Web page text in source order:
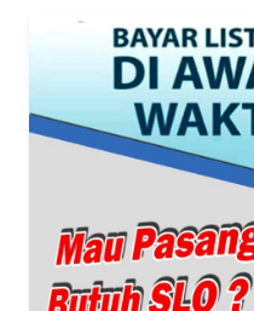
SUMUT
JABAR